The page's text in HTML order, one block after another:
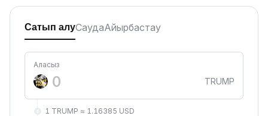
Сатып алуСаудаАйырбастау
Аласыз
TRUMP
1 TRUMP ≈ 1.16385 USD